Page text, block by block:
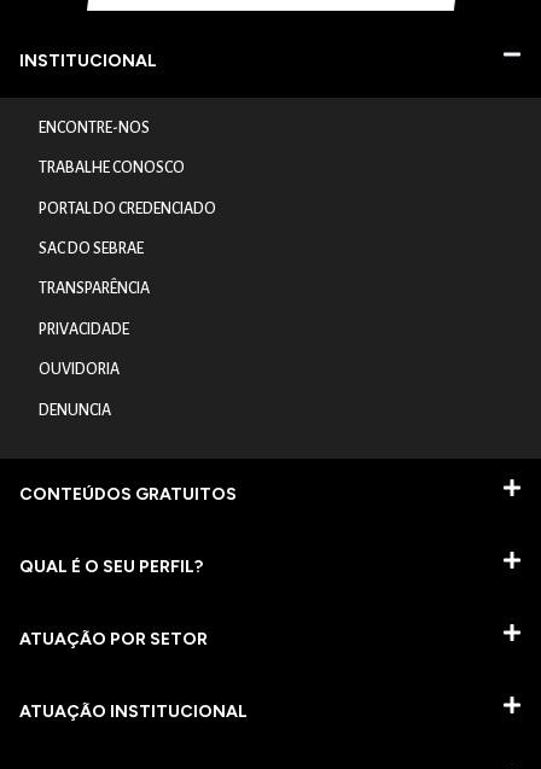
INSTITUCIONAL
ENCONTRE-NOS
TRABALHE CONOSCO
PORTAL DO CREDENCIADO
SAC DO SEBRAE
TRANSPARÊNCIA
PRIVACIDADE
OUVIDORIA
DENUNCIA
CONTEÚDOS GRATUITOS
QUAL É O SEU PERFIL?
ATUAÇÃO POR SETOR
ATUAÇÃO INSTITUCIONAL